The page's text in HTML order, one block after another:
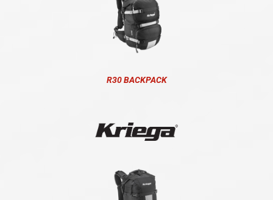
R30 BACKPACK